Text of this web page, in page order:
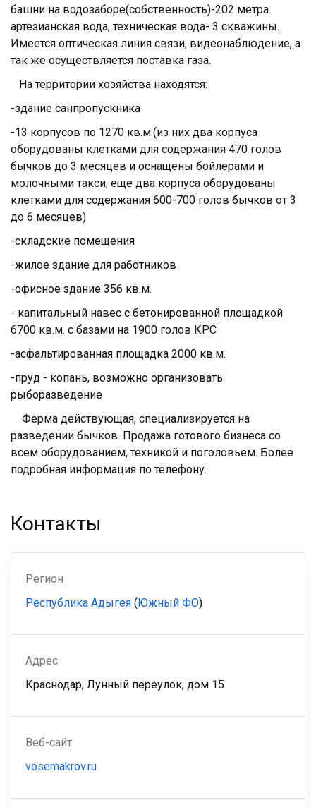
башни на водозаборе(собственность)-202 метра
артезианская вода, техническая вода- 3 скважины.
Имеется оптическая линия связи, видеонаблюдение, а
так же осуществляется поставка газа.
На территории хозяйства находятся:
-здание санпропускника
-13 корпусов по 1270 кв.м.(из них два корпуса
оборудованы клетками для содержания 470 голов
бычков до 3 месяцев и оснащены бойлерами и
молочными такси; еще два корпуса оборудованы
клетками для содержания 600-700 голов бычков от 3
до 6 месяцев)
-складские помещения
-жилое здание для работников
-офисное здание 356 кв.м.
- капитальный навес с бетонированной площадкой
6700 кв.м. с базами на 1900 голов КРС
-асфальтированная площадка 2000 кв.м.
-пруд - копань, возможно организовать
рыборазведение
Ферма действующая, специализируется на
разведении бычков. Продажа готового бизнеса со
всем оборудованием, техникой и поголовьем. Более
подробная информация по телефону.
Контакты
Регион
Республика Адыгея (Южный ФО)
Адрес
Краснодар, Лунный переулок, дом 15
Веб-сайт
vosemakrov.ru